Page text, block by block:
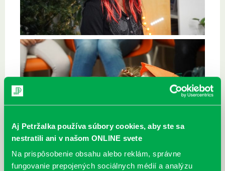
Aj Petržalka používa súbory cookies, aby ste sa
nestratili ani v našom ONLINE svete
Na prispôsobenie obsahu alebo reklám, správne
fungovanie prepojených sociálnych médií a analýzu